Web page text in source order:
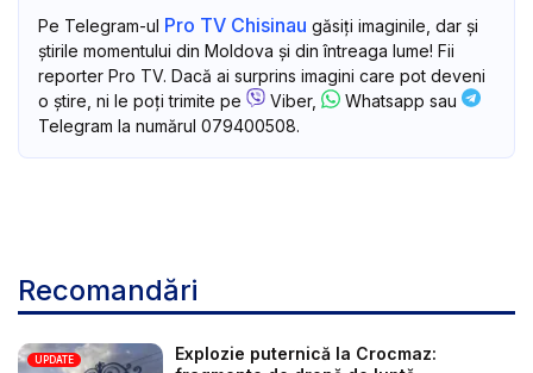
Pe Telegram-ul Pro TV Chisinau găsiți imaginile, dar și
știrile momentului din Moldova și din întreaga lume! Fii
reporter Pro TV. Dacă ai surprins imagini care pot deveni
o știre, ni le poți trimite pe
Viber,
Whatsapp sau
Telegram la numărul 079400508.
Recomandări
UPDATE
Explozie puternică la Crocmaz: